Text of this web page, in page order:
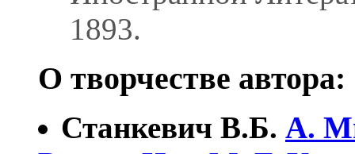
1893.
О творчестве автора:
Станкевич В.Б. А.